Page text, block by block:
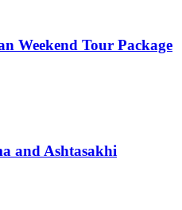
Weekend Tour Package
and Ashtasakhi